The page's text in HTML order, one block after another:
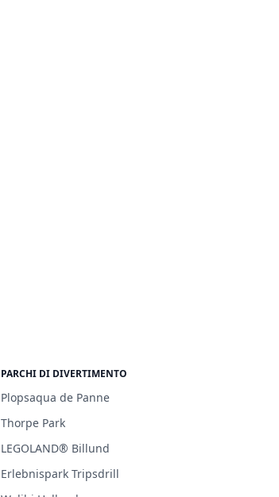
PARCHI DI DIVERTIMENTO
Plopsaqua de Panne
Thorpe Park
LEGOLAND® Billund
Erlebnispark Tripsdrill